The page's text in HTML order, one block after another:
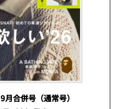
合併号（通常号）